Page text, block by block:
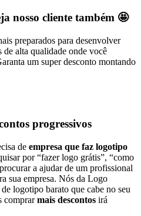
nosso cliente também 🤩
preparados para desenvolver
de alta qualidade onde você
um super desconto montando
progressivos
de empresa que faz logotipo
por “fazer logo grátis”, “como
a ajudar de um profissional
sua empresa. Nós da Logo
logotipo barato que cabe no seu
comprarmais descontos irá